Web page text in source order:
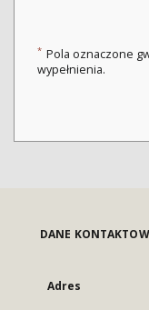
* Pola oznaczone
wypełnienia.
DANE
Adres